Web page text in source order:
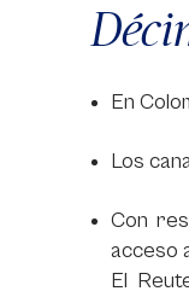
En
Los
Con
acceso
El